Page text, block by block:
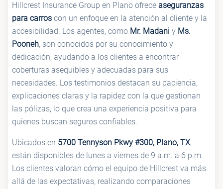
Hillcrest Insurance Group en Plano ofrece aseguranzas
para carros con un enfoque en la atención al cliente y la
accesibilidad. Los agentes, como Mr. Madani y Ms.
Pooneh, son conocidos por su conocimiento y
dedicación, ayudando a los clientes a encontrar
coberturas asequibles y adecuadas para sus
necesidades. Los testimonios destacan su paciencia,
explicaciones claras y la rapidez con la que gestionan
las pólizas, lo que crea una experiencia positiva para
quienes buscan seguros confiables.
Ubicados en 5700 Tennyson Pkwy #300, Plano, TX,
están disponibles de lunes a viernes de 9 a.m. a 6 p.m.
Los clientes valoran cómo el equipo de Hillcrest va más
allá de las expectativas, realizando comparaciones